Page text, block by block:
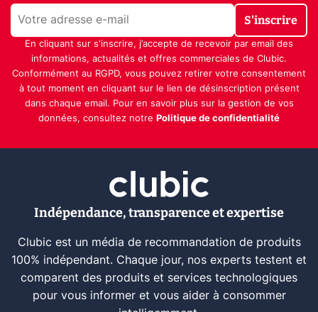
S'inscrire
En cliquant sur s'inscrire, j’accepte de recevoir par email des
informations, actualités et offres commerciales de Clubic.
Conformément au RGPD, vous pouvez retirer votre consentement
à tout moment en cliquant sur le lien de désinscription présent
dans chaque email. Pour en savoir plus sur la gestion de vos
données, consultez notre Politique de confidentialité
Indépendance, transparence et expertise
Clubic est un média de recommandation de produits
100% indépendant. Chaque jour, nos experts testent et
comparent des produits et services technologiques
pour vous informer et vous aider à consommer